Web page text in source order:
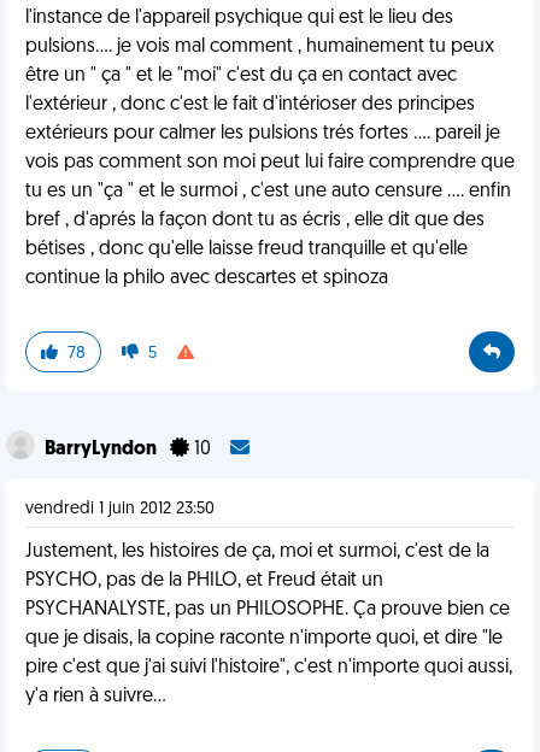
l'instance de l'appareil psychique qui est le lieu des
pulsions.... je vois mal comment , humainement tu peux
être un " ça " et le "moi" c'est du ça en contact avec
l'extérieur , donc c'est le fait d'intérioser des principes
extérieurs pour calmer les pulsions trés fortes .... pareil je
vois pas comment son moi peut lui faire comprendre que
tu es un "ça " et le surmoi , c'est une auto censure .... enfin
bref , d'aprés la façon dont tu as écris , elle dit que des
bétises , donc qu'elle laisse freud tranquille et qu'elle
continue la philo avec descartes et spinoza
78 5
BarryLyndon 10
vendredi 1 juin 2012 23:50
Justement, les histoires de ça, moi et surmoi, c'est de la
PSYCHO, pas de la PHILO, et Freud était un
PSYCHANALYSTE, pas un PHILOSOPHE. Ça prouve bien ce
que je disais, la copine raconte n'importe quoi, et dire "le
pire c'est que j'ai suivi l'histoire", c'est n'importe quoi aussi,
y'a rien à suivre...